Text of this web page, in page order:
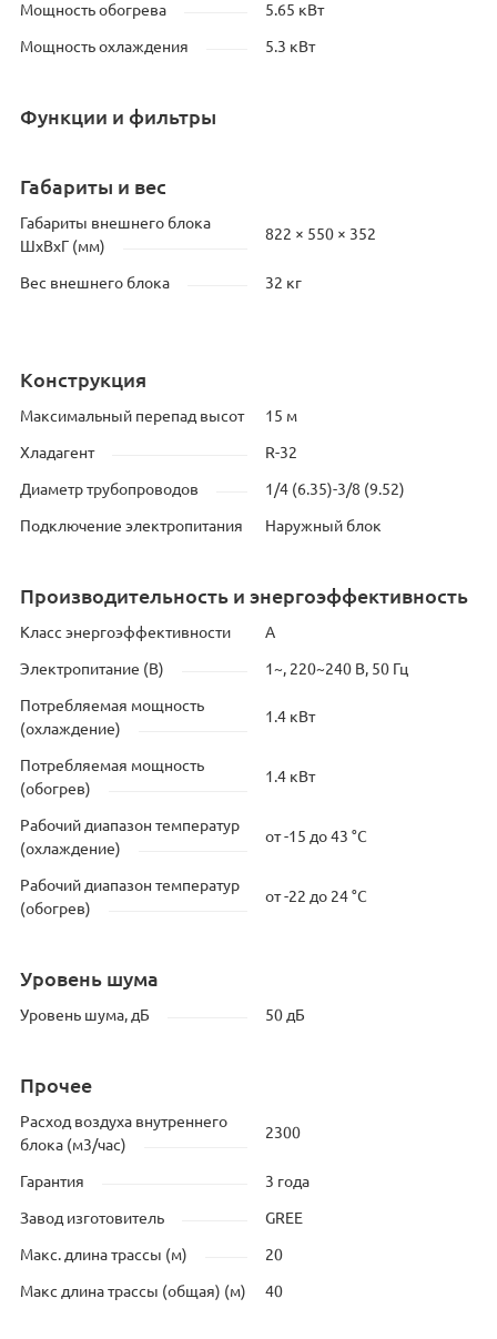
Мощность обогрева 5.65 кВт
Мощность охлаждения 5.3 кВт
Функции и фильтры
Габариты и вес
Габариты внешнего блока
ШхВхГ (мм)
822 × 550 × 352
Вес внешнего блока 32 кг
Конструкция
Максимальный перепад высот 15 м
Хладагент R-32
Диаметр трубопроводов 1/4 (6.35)-3/8 (9.52)
Подключение электропитания Наружный блок
Производительность и энергоэффективность
Класс энергоэффективности А
Электропитание (В) 1~, 220~240 В, 50 Гц
Потребляемая мощность
(охлаждение)
1.4 кВт
Потребляемая мощность
(обогрев)
1.4 кВт
Рабочий диапазон температур
(охлаждение)
от -15 до 43 °C
Рабочий диапазон температур
(обогрев)
от -22 до 24 °C
Уровень шума
Уровень шума, дБ 50 дБ
Прочее
Расход воздуха внутреннего
блока (м3/час)
2300
Гарантия 3 года
Завод изготовитель GREE
Макс. длина трассы (м) 20
Макс длина трассы (общая) (м) 40